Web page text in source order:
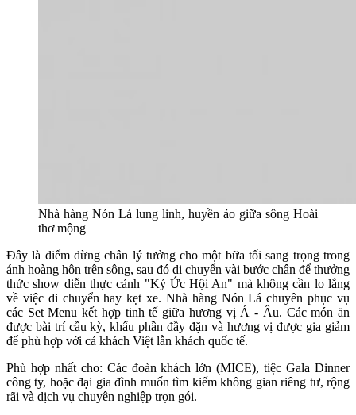
Nhà hàng Nón Lá lung linh, huyền ảo giữa sông Hoài
thơ mộng
Đây là điểm dừng chân lý tưởng cho một bữa tối sang trọng trong
ánh hoàng hôn trên sông, sau đó di chuyển vài bước chân để thưởng
thức show diễn thực cảnh "Ký Ức Hội An" mà không cần lo lắng
về việc di chuyển hay kẹt xe. Nhà hàng Nón Lá chuyên phục vụ
các Set Menu kết hợp tinh tế giữa hương vị Á - Âu. Các món ăn
được bài trí cầu kỳ, khẩu phần đầy đặn và hương vị được gia giảm
để phù hợp với cả khách Việt lẫn khách quốc tế.
Phù hợp nhất cho: Các đoàn khách lớn (MICE), tiệc Gala Dinner
công ty, hoặc đại gia đình muốn tìm kiếm không gian riêng tư, rộng
rãi và dịch vụ chuyên nghiệp trọn gói.